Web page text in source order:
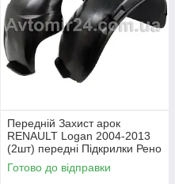
Передній Захист арок
RENAULT Logan 2004-2013
(2шт) передні Підкрилки Рено
Логан з 2004 до 2013 пара
передніх
Готово до відправки